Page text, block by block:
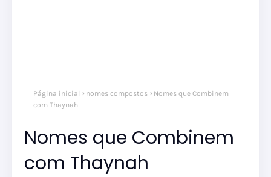
Página inicial nomes compostos
Nomes que Combinem
com Thaynah
Nomes que Combinem
com Thaynah